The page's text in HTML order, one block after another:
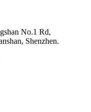
No.1 Rd,
Shenzhen.